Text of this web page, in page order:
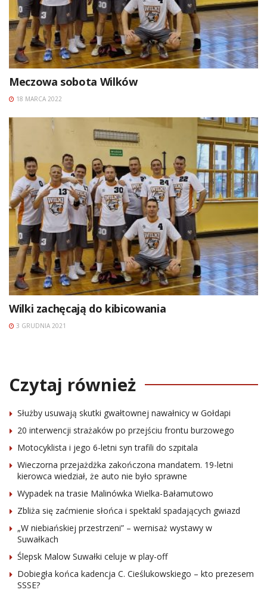
Meczowa sobota Wilków
18 MARCA 2022
Wilki zachęcają do kibicowania
3 GRUDNIA 2021
Czytaj również
Służby usuwają skutki gwałtownej nawałnicy w Gołdapi
20 interwencji strażaków po przejściu frontu burzowego
Motocyklista i jego 6-letni syn trafili do szpitala
Wieczorna przejażdżka zakończona mandatem. 19-letni
kierowca wiedział, że auto nie było sprawne
Wypadek na trasie Malinówka Wielka-Bałamutowo
Zbliża się zaćmienie słońca i spektakl spadających gwiazd
„W niebiańskiej przestrzeni” – wernisaż wystawy w
Suwałkach
Ślepsk Malow Suwałki celuje w play-off
Dobiegła końca kadencja C. Cieślukowskiego – kto prezesem
SSSE?